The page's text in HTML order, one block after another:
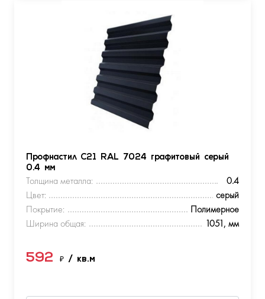
Профнастил С21 RAL 7024 графитовый серый
0.4 мм
Толщина металла:
0.4
Цвет:
серый
Покрытие:
Полимерное
Ширина общая:
1051, мм
592 ₽ / кв.м